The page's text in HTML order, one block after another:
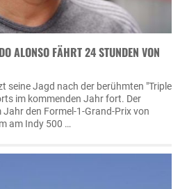
ALONSO FÄHRT 24 STUNDEN VON
seine Jagd nach der berühmten "Triple
im kommenden Jahr fort. Der
Jahr den Formel-1-Grand-Prix von
am Indy 500 …